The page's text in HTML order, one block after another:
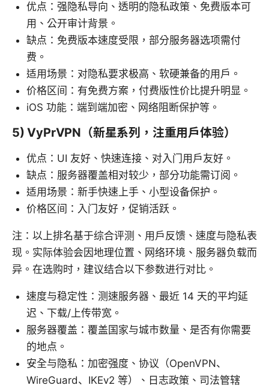
优点：强隐私导向、透明的隐私政策、免费版本可
用、公开审计背景。
缺点：免费版本速度受限，部分服务器选项需付
费。
适用场景：对隐私要求极高、软硬兼备的用户。
价格区间：有免费方案，付费版性价比提升明显。
iOS 功能：端到端加密、网络阻断保护等。
5) VyPrVPN（新星系列，注重用户体验）
优点：UI 友好、快速连接、对入门用户友好。
缺点：服务器覆盖相对较少，部分功能需订阅。
适用场景：新手快速上手、小型设备保护。
价格区间：入门友好，促销活跃。
注：以上排名基于综合评测、用户反馈、速度与隐私表
现。实际体验会因地理位置、网络环境、服务器负载而
异。在选购时，建议结合以下参数进行对比。
速度与稳定性：测速服务器、最近 14 天的平均延
迟、下载/上传带宽。
服务器覆盖：覆盖国家与城市数量、是否有你需要
的地点。
安全与隐私：加密强度、协议（OpenVPN、
WireGuard、IKEv2 等）、日志政策、司法管辖